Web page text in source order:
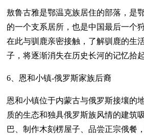
敖鲁古雅是鄂温克族居住的部落，是
的一个支系居所，也是中国最后一个
在此与驯鹿亲密接触，了解驯鹿的生
子，将逐渐消失在历史长河的记忆拾
6、恩和小镇-俄罗斯家族后裔
恩和小镇位于内蒙古与俄罗斯接壤的
质的生态和独具俄罗斯族风情的建筑
巴、制作木刻楞屋子、品尝正宗俄餐